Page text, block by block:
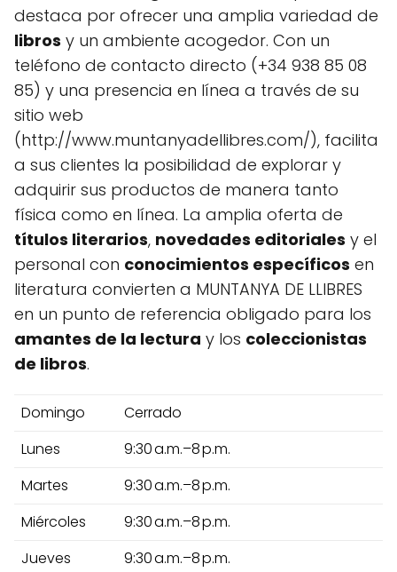
destaca por ofrecer una amplia variedad de
libros y un ambiente acogedor. Con un
teléfono de contacto directo (+34 938 85 08
85) y una presencia en línea a través de su
sitio web
(http://www.muntanyadellibres.com/), facilita
a sus clientes la posibilidad de explorar y
adquirir sus productos de manera tanto
física como en línea. La amplia oferta de
títulos literarios, novedades editoriales y el
personal con conocimientos específicos en
literatura convierten a MUNTANYA DE LLIBRES
en un punto de referencia obligado para los
amantes de la lectura y los coleccionistas
de libros.
Domingo
Cerrado
Lunes
9:30 a.m.–8 p.m.
Martes
9:30 a.m.–8 p.m.
Miércoles
9:30 a.m.–8 p.m.
Jueves
9:30 a.m.–8 p.m.